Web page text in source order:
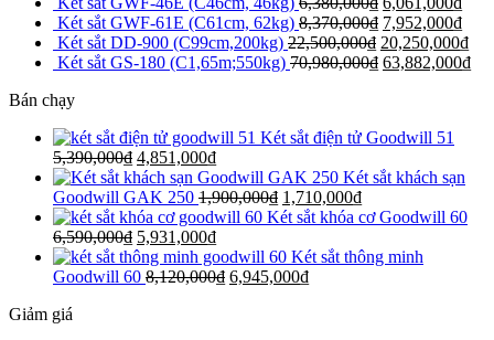
Két sắt GWF-61E (C61cm, 62kg) 8,370,000₫ 7,952,000₫
Két sắt DD-900 (C99cm,200kg) 22,500,000₫ 20,250,000₫
Két sắt GS-180 (C1,65m;550kg) 70,980,000₫ 63,882,000₫
Bán chạy
Két sắt điện tử Goodwill 51
5,390,000₫ 4,851,000₫
Két sắt khách sạn
Goodwill GAK 250 1,900,000₫ 1,710,000₫
Két sắt khóa cơ Goodwill 60
6,590,000₫ 5,931,000₫
Két sắt thông minh
Goodwill 60 8,120,000₫ 6,945,000₫
Giảm giá